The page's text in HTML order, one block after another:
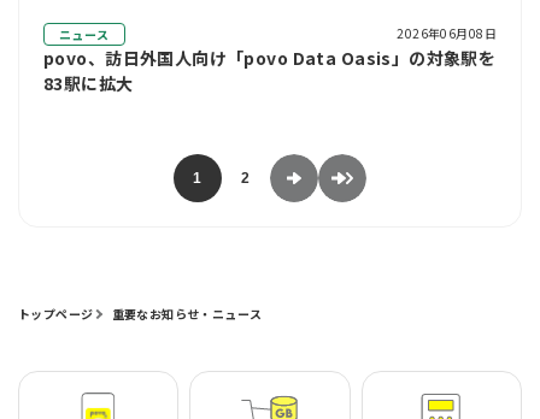
ニュース 2026年06月08日
povo、訪日外国人向け「povo Data Oasis」の対象駅を
83駅に拡大
1 2
トップページ 重要なお知らせ・ニュース